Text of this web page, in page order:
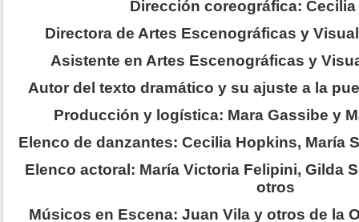
Dirección coreográfica:
Directora de Artes Escenográficas y
Asistente en Artes Escenográficas y
Autor del texto dramático y su ajuste a la
Producción y logística: Mara Gassibe y
Elenco de danzantes: Cecilia Hopkins, María
Elenco actoral: María Victoria Felipini, Gilda
otros
Músicos en Escena: Juan Vila y otros de la